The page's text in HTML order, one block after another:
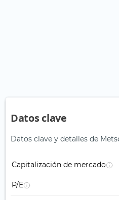
Datos clave
Datos clave y detalles de
Capitalización de mercado
P/E